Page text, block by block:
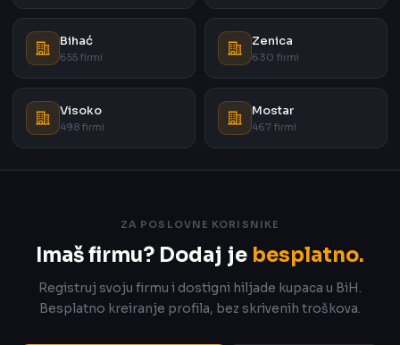
Bihać
655 firmi
Zenica
630 firmi
Visoko
498 firmi
Mostar
467 firmi
ZA POSLOVNE KORISNIKE
Imaš firmu? Dodaj je besplatno.
Registruj svoju firmu i dostigni hiljade kupaca u BiH.
Besplatno kreiranje profila, bez skrivenih troškova.